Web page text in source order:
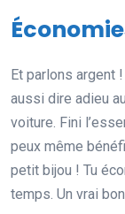
Et parlons argent
aussi dire adieu
voiture. Fini
peux même
petit bijou ! Tu
temps. Un vrai